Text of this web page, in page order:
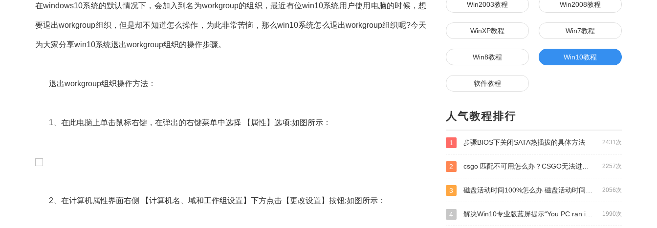
在windows10系统的默认情况下，会加入到名为workgroup的组织，最近有位win10系统用户使用电脑的时候，想
要退出workgroup组织，但是却不知道怎么操作，为此非常苦恼，那么win10系统怎么退出workgroup组织呢?今天
为大家分享win10系统退出workgroup组织的操作步骤。
退出workgroup组织操作方法：
1、在此电脑上单击鼠标右键，在弹出的右键菜单中选择 【属性】选项;如图所示：
2、在计算机属性界面右侧 【计算机名、域和工作组设置】下方点击【更改设置】按钮;如图所示：
Win2003教程 Win2008教程
WinXP教程 Win7教程
Win8教程 Win10教程
软件教程
人气教程排行
2431次
1 步骤BIOS下关闭SATA热插拔的具体方法
2257次
2 csgo 匹配不可用怎么办？CSGO无法进行匹配的解决方法
2056次
3 磁盘活动时间100%怎么办 磁盘活动时间100%解决方法
1990次
4 解决Win10专业版蓝屏提示“You PC ran into a problem..."的技巧